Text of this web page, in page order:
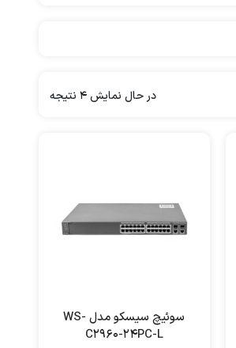
در حال نمایش 4 نتیجه
Sorted
سوئیچ سیسکو مدل WS-
C2960-24PC-L